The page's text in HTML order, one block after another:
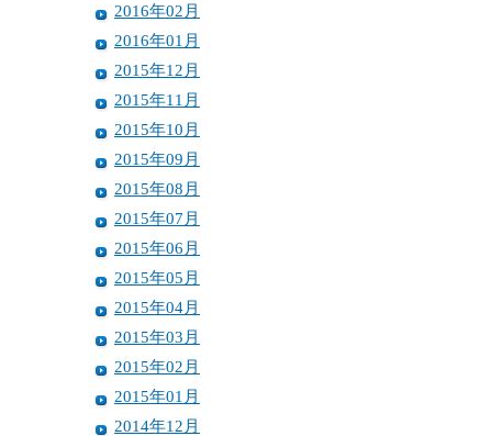
2016年02月
2016年01月
2015年12月
2015年11月
2015年10月
2015年09月
2015年08月
2015年07月
2015年06月
2015年05月
2015年04月
2015年03月
2015年02月
2015年01月
2014年12月